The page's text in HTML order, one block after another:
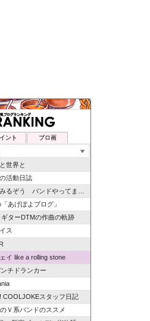
ント ブロ画
世界と
活動日誌
るぞう バンドやってまするぅ
あげぽよブログ」
ギターDTMの作曲の軌跡
ス
イ like a rolling stone
チドランカー
COOLJOKEスタッフ日記
Ｖ系バンドのススメ